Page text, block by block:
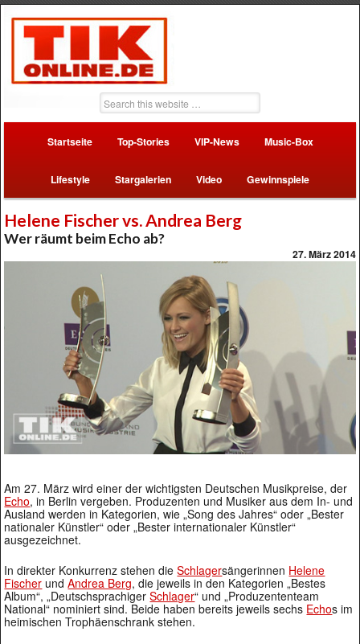
Startseite Top-Stories VIP-News Music-Box
Lifestyle Stargalerien Video Gewinnspiele
Helene Fischer vs. Andrea Berg
Wer räumt beim Echo ab?
27. März 2014
Am 27. März wird einer der wichtigsten Deutschen Musikpreise, der
Echo, in Berlin vergeben. Produzenten und Musiker aus dem In- und
Ausland werden in Kategorien, wie „Song des Jahres“ oder „Bester
nationaler Künstler“ oder „Bester internationaler Künstler“
ausgezeichnet.
In direkter Konkurrenz stehen dieSchlagersängerinnen Helene
Fischer undAndrea Berg, die jeweils in den Kategorien „Bestes
Album“, „DeutschsprachigerSchlager“ und „Produzententeam
National“ nominiert sind. Beide haben bereits jeweils sechs Echos im
heimischen Trophäenschrank stehen.